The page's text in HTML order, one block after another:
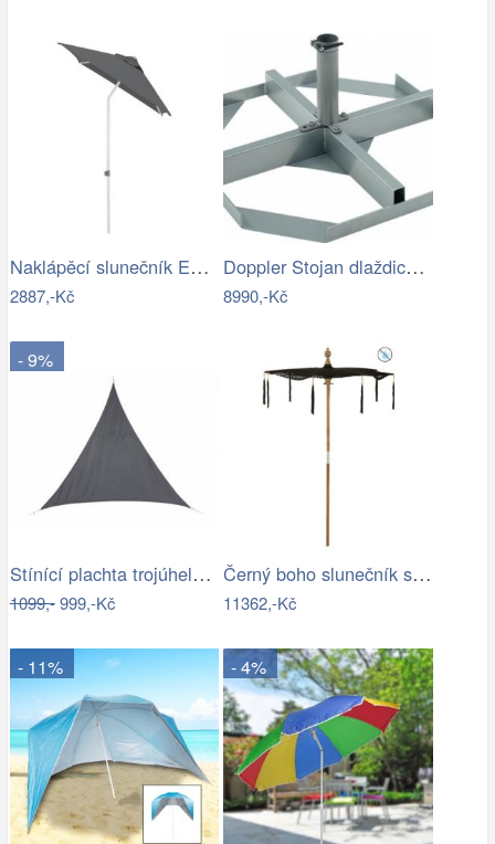
Naklápěcí slunečník EASY PUSH 150x210…
2887,-Kč
Doppler Stojan dlaždicový pro slun.…
8990,-Kč
- 9%
Stínící plachta trojúhelník 3*3*3 m šedá
1099,-999,-Kč
Černý boho slunečník s dřevěnou tyčí a…
11362,-Kč
- 11% - 4%